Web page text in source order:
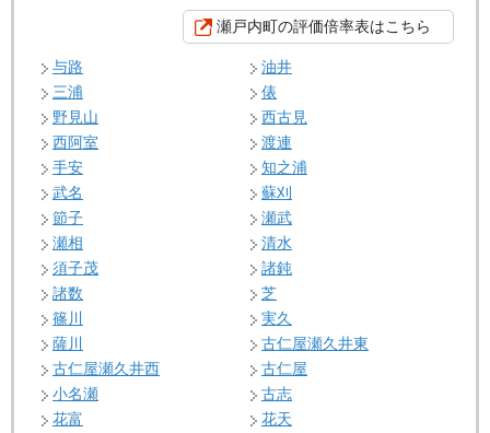
瀬戸内町の評価倍率表はこちら
与路
油井
三浦
俵
野見山
西古見
西阿室
渡連
手安
知之浦
武名
蘇刈
節子
瀬武
瀬相
清水
須子茂
諸鈍
諸数
芝
篠川
実久
薩川
古仁屋瀬久井東
古仁屋瀬久井西
古仁屋
小名瀬
古志
花富
花天